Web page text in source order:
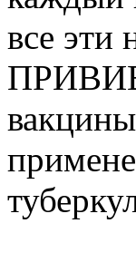
все эти